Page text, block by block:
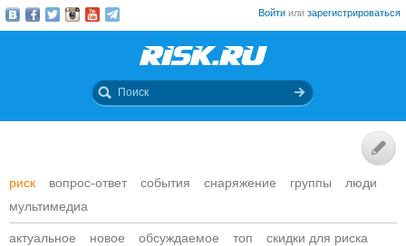
Войти или зарегистрироваться
риск вопрос-ответ события снаряжение группы
люди
мультимедиа
актуальное новое обсуждаемое топ скидки для риска